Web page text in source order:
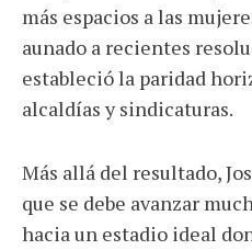
más espacios a las
aunado a recientes
estableció la paridad
alcaldías y sindicaturas.
Más allá del resultado,
que se debe avanzar
hacia un estadio ideal